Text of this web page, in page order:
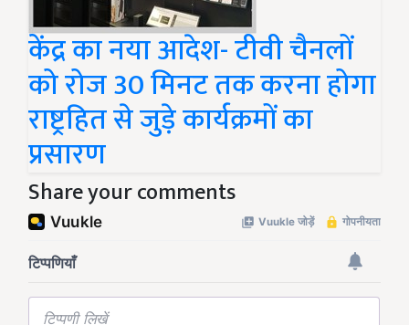
केंद्र का नया आदेश- टीवी चैनलों
को रोज 30 मिनट तक करना होगा
राष्ट्रहित से जुड़े कार्यक्रमों का
प्रसारण
Share your comments